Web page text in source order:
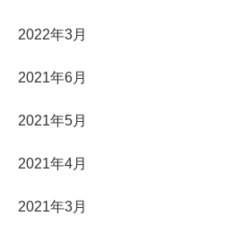
2022年3月
2021年6月
2021年5月
2021年4月
2021年3月